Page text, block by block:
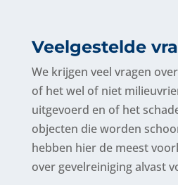
Veelgestelde
We krijgen veel vragen
of het wel of niet
uitgevoerd en of het
objecten die worden
hebben hier de meest
over gevelreiniging alvast